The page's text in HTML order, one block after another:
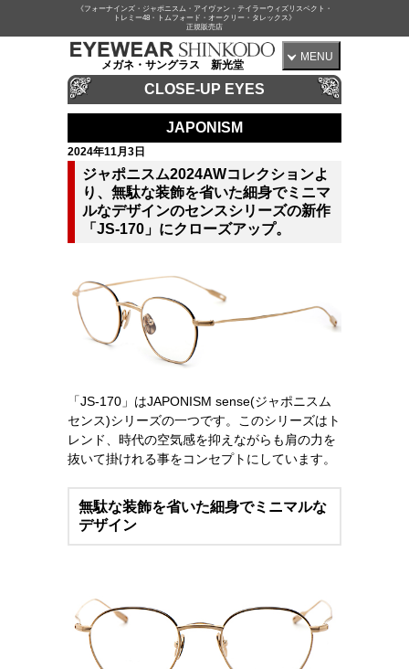
《フォーナインズ・ジャポニスム・アイヴァン・テイラーウィズリスペクト・
トレミー48・トムフォード・オークリー・タレックス》
正規販売店
メガネ・サングラス 新光堂
MENU
CLOSE-UP EYES
JAPONISM
2024年11月3日
ジャポニスム2024AWコレクションよ
り、無駄な装飾を省いた細身でミニマ
ルなデザインのセンスシリーズの新作
「JS-170」にクローズアップ。
「JS-170」はJAPONISM sense(ジャポニスム
センス)シリーズの一つです。このシリーズはト
レンド、時代の空気感を抑えながらも肩の力を
抜いて掛けれる事をコンセプトにしています。
無駄な装飾を省いた細身でミニマルな
デザイン